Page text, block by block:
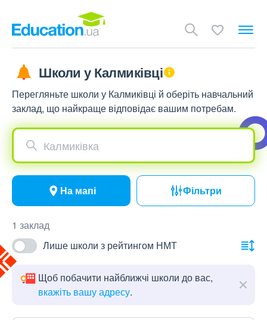
Школи у Калмиківці
Перегляньте школи у Калмиківці й оберіть навчальний
заклад, що найкраще відповідає вашим потребам.
Калмиківка
На мапі Фільтри
1 заклад
Лише школи з рейтингом НМТ
Щоб побачити найближчі школи до вас,
вкажіть вашу адресу.